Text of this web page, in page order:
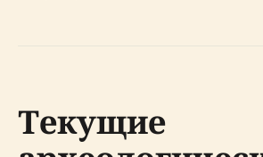
Текущие